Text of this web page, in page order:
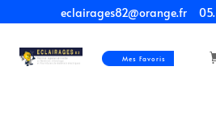
eclairages82@orange.fr
Mes Favoris